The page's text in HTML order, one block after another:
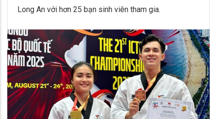
Long An với hơn 25 bạn sinh viên tham gia.